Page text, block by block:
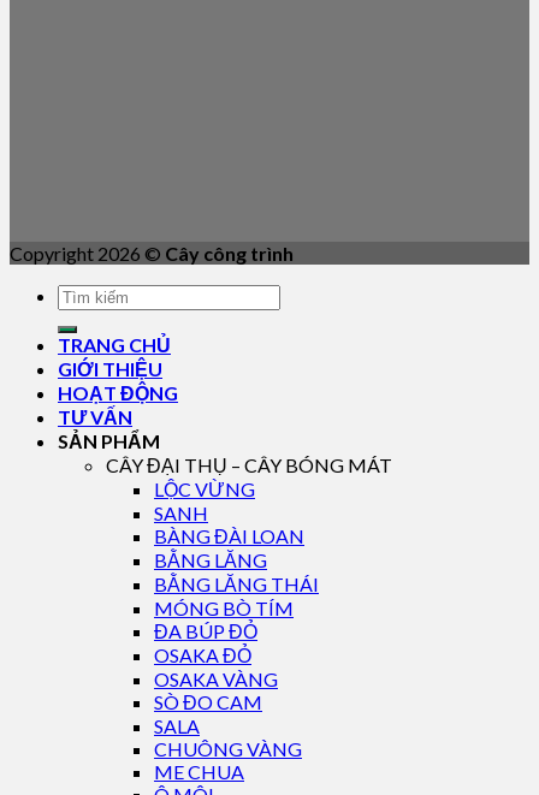
Copyright 2026 © Cây công trình
TRANG CHỦ
GIỚI THIỆU
HOẠT ĐỘNG
TƯ VẤN
SẢN PHẨM
CÂY ĐẠI THỤ – CÂY BÓNG MÁT
LỘC VỪNG
SANH
BÀNG ĐÀI LOAN
BẰNG LĂNG
BẰNG LĂNG THÁI
MÓNG BÒ TÍM
ĐA BÚP ĐỎ
OSAKA ĐỎ
OSAKA VÀNG
SÒ ĐO CAM
SALA
CHUÔNG VÀNG
ME CHUA